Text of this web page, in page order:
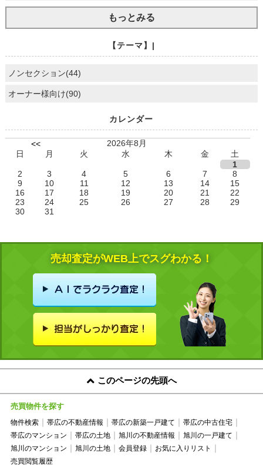
もっとみる
【テーマ】|
ノンセクション(44)
オーナー様向け(90)
カレンダー
<<
2026年8月
日
月 火 水 木 金
土
1
2
3 4 5 6 7
8
9
10 11 12 13 14
15
16
17 18 19 20 21
22
23
24 25 26 27 28
29
30
31
売却査定がWEB上でスグわかる！
このページの先頭へ
売買物件を探す
物件検索 帯広の不動産情報 帯広の新築一戸建て
帯広の中古住宅
帯広のマンション
帯広の土地 旭川の不動産情報
旭川の一戸建て
旭川のマンション
旭川の土地 会員登録
お気に入りリスト
売買閲覧履歴